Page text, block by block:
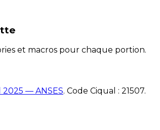
et macros pour chaque portion.
2025 — ANSES. Code Ciqual : 21507.